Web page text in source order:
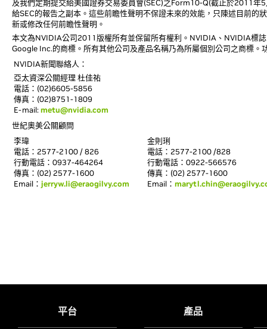
及我們定期提交給美國證券交易委員會(SEC)之Form10-Q(截止於2011
給SEC的報告之副本。這些前瞻性聲明不保證未來的效能，只陳述目前
新或修改任何前瞻性聲明。
本文為NVIDIA公司2011版權所有並保留所有權利。NVIDIA、NVIDIA標
Google Inc.的商標。所有其他公司及產品名稱乃為所屬個別公司之商標
NVIDIA新聞聯絡人：
亞太資深公關經理 杜佳祐
電話：(02)6605-5856
傳真：(02)8751-1809
E-mail:metu@nvidia.com
世紀奧美公關顧問
李瑋
電話：2577-2100 / 826
行動電話：0937-464264
傳真：(02) 2577-1600
Email： jerryw.li@eraogilvy.com
金則琍
電話：2577-2100 /828
行動電話：0922-566576
傳真：(02) 2577-1600
Email：
平台 產品